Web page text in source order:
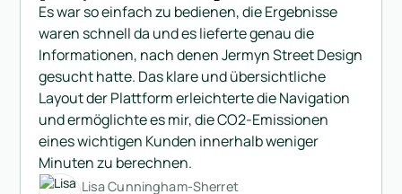
Es war so einfach zu bedienen, die Ergebnisse
waren schnell da und es lieferte genau die
Informationen, nach denen Jermyn Street Design
gesucht hatte. Das klare und übersichtliche
Layout der Plattform erleichterte die Navigation
und ermöglichte es mir, die CO2-Emissionen
eines wichtigen Kunden innerhalb weniger
Minuten zu berechnen.
Lisa Cunningham-Sherret